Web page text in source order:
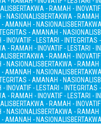
BERTAKWA - RAMAH -
- NASIONALISBERTAKWA -
- AMANAH - NASIONALIS
- AMANAH - NASIONALIS
- INOVATIF - LESTARI -
- RAMAH - INOVATIF - LESTARI -
BERTAKWA - RAMAH -
- NASIONALISBERTAKWA -
- AMANAH - NASIONALIS
- AMANAH - NASIONALIS
- INOVATIF - LESTARI -
- RAMAH - INOVATIF - LESTARI -
BERTAKWA - RAMAH -
- NASIONALISBERTAKWA -
- AMANAH - NASIONALIS